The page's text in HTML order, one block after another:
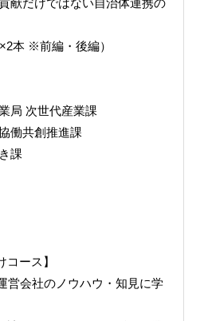
献だけではない自治体連携の
本 ※前編・後編）
局 次世代産業課
働共創推進課
課
コース】
営会社のノウハウ・知見に学